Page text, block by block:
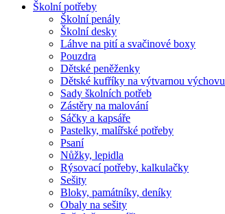
Školní potřeby
Školní penály
Školní desky
Láhve na pití a svačinové boxy
Pouzdra
Dětské peněženky
Dětské kufříky na výtvarnou výchovu
Sady školních potřeb
Zástěry na malování
Sáčky a kapsáře
Pastelky, malířské potřeby
Psaní
Nůžky, lepidla
Rýsovací potřeby, kalkulačky
Sešity
Bloky, památníky, deníky
Obaly na sešity